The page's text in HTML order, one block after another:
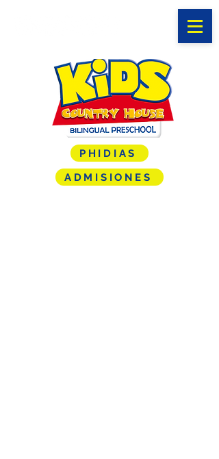
ADMISIONES
PHIDIAS